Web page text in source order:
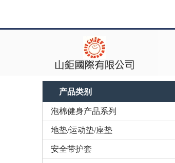
产品类别
泡棉健身产品系列
地垫/运动垫/座垫
安全带护套